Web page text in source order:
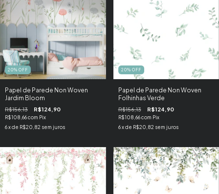
20% OFF
Papel de Parede Non Woven
Jardim Bloom
R$156,13 R$124,90
R$108,66com Pix
6x de R$20,82 sem juros
20% OFF
Papel de Parede Non Woven
Folhinhas Verde
R$156,13 R$124,90
R$108,66com Pix
6 x de R$20,82 sem juros